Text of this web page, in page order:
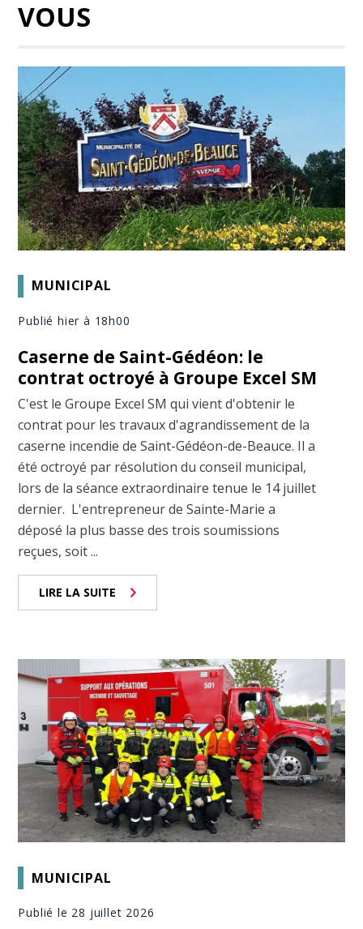
VOUS
MUNICIPAL
Publié hier à 18h00
Caserne de Saint-Gédéon: le
contrat octroyé à Groupe Excel SM
C'est le Groupe Excel SM qui vient d'obtenir le
contrat pour les travaux d'agrandissement de la
caserne incendie de Saint-Gédéon-de-Beauce. Il a
été octroyé par résolution du conseil municipal,
lors de la séance extraordinaire tenue le 14 juillet
dernier. L'entrepreneur de Sainte-Marie a
déposé la plus basse des trois soumissions
reçues, soit ...
LIRE LA SUITE
MUNICIPAL
Publié le 28 juillet 2026